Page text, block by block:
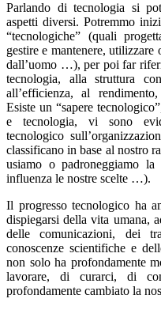
Parlando di tecnologia si
aspetti diversi. Potremmo
“tecnologiche” (quali
gestire e mantenere,
dall’uomo …), per poi far
tecnologia, alla struttura
all’efficienza, al
Esiste un “sapere
e tecnologia, vi sono
tecnologico
classificano in base al nostro
usiamo o padroneggiamo la
influenza le nostre scelte …).
Il progresso tecnologico ha
dispiegarsi della vita umana,
delle comunicazioni, dei
conoscenze scientifiche e
non solo ha profondamente
lavorare, di curarci, di
profondamente cambiato la